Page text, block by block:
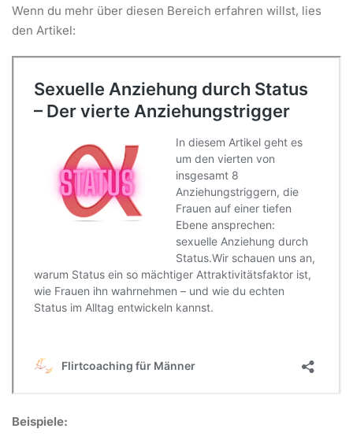
Wenn du mehr über diesen Bereich erfahren willst, lies
den Artikel:
Beispiele: